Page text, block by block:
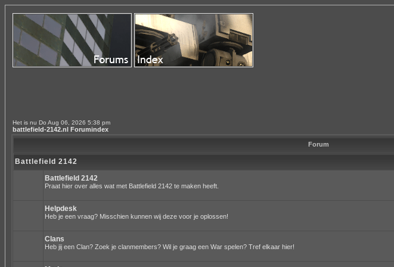
Het is nu Do Aug 06, 2026 5:38 pm
battlefield-2142.nl Forumindex
Forum
Battlefield 2142
Battlefield 2142
Praat hier over alles wat met Battlefield 2142 te maken heeft.
Helpdesk
Heb je een vraag? Misschien kunnen wij deze voor je oplossen!
Clans
Heb jij een Clan? Zoek je clanmembers? Wil je graag een War spelen? Tref elkaar hier!